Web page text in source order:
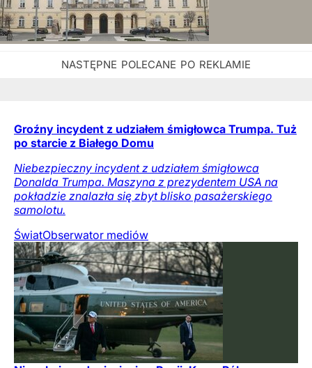
Groźny incydent z udziałem śmigłowca Trumpa. Tuż
po starcie z Białego Domu
Niebezpieczny incydent z udziałem śmigłowca
Donalda Trumpa. Maszyna z prezydentem USA na
pokładzie znalazła się zbyt blisko pasażerskiego
samolotu.
ŚwiatObserwator mediów